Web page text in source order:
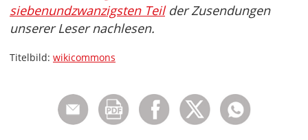
siebenundzwanzigsten Teilder Zusendungen
unserer Leser nachlesen.
Titelbild: wikicommons